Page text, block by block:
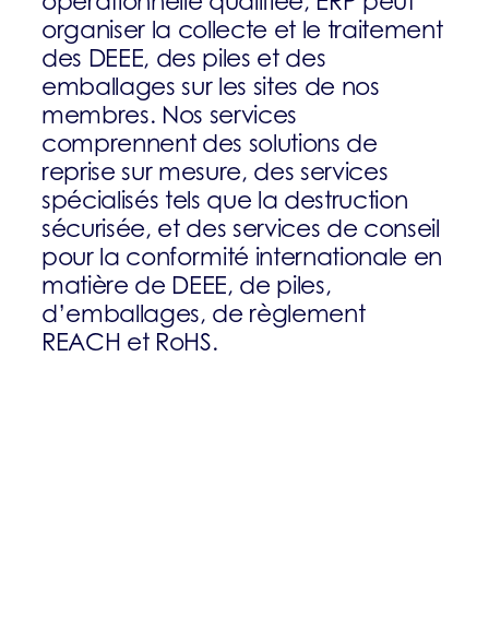
organiser la collecte et le traitement
des DEEE, des piles et des
emballages sur les sites de nos
membres. Nos services
comprennent des solutions de
reprise sur mesure, des services
spécialisés tels que la destruction
sécurisée, et des services de conseil
pour la conformité internationale en
matière de DEEE, de piles,
d’emballages, de règlement
REACH et RoHS.